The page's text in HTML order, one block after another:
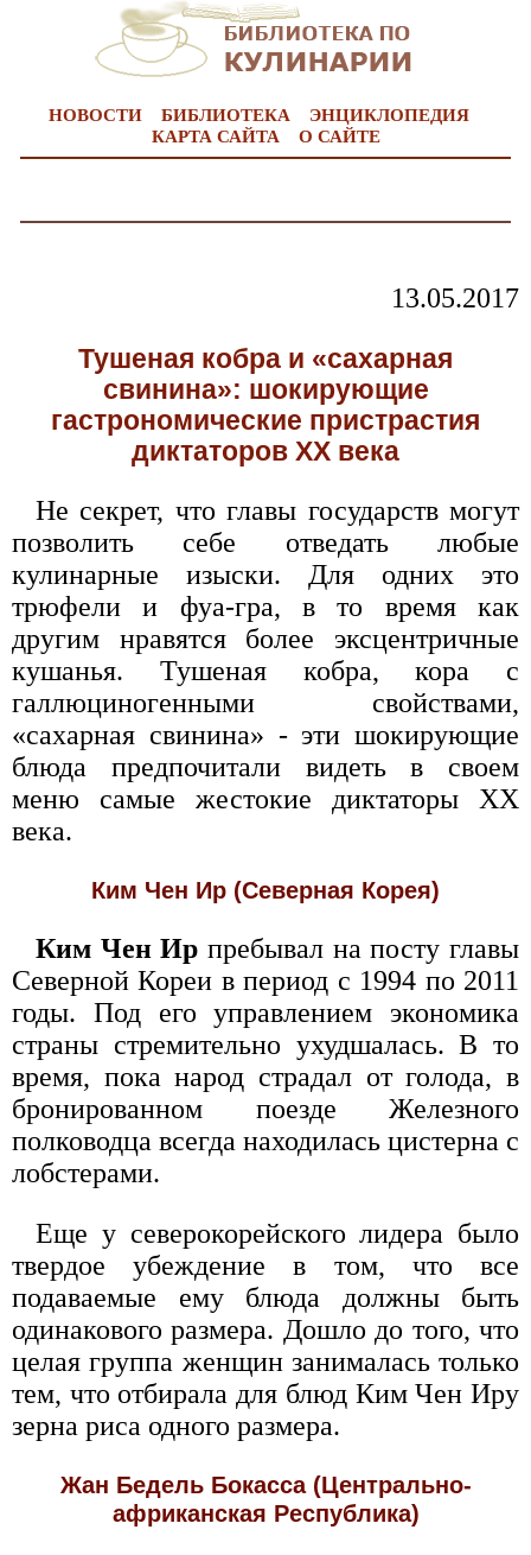
НОВОСТИ БИБЛИОТЕКА
ЭНЦИКЛОПЕДИЯ
КАРТА САЙТА
О САЙТЕ
13.05.2017
Тушеная кобра и «сахарная
свинина»: шокирующие
гастрономические пристрастия
диктаторов ХХ века
Не секрет, что главы государств могут
позволить себе отведать любые
кулинарные изыски. Для одних это
трюфели и фуа-гра, в то время как
другим нравятся более эксцентричные
кушанья. Тушеная кобра, кора с
галлюциногенными свойствами,
«сахарная свинина» - эти шокирующие
блюда предпочитали видеть в своем
меню самые жестокие диктаторы ХХ
века.
Ким Чен Ир (Северная Корея)
Ким Чен Ир пребывал на посту главы
Северной Кореи в период с 1994 по 2011
годы. Под его управлением экономика
страны стремительно ухудшалась. В то
время, пока народ страдал от голода, в
бронированном поезде Железного
полководца всегда находилась цистерна с
лобстерами.
Еще у северокорейского лидера было
твердое убеждение в том, что все
подаваемые ему блюда должны быть
одинакового размера. Дошло до того, что
целая группа женщин занималась только
тем, что отбирала для блюд Ким Чен Иру
зерна риса одного размера.
Жан Бедель Бокасса (Центрально-
африканская Республика)